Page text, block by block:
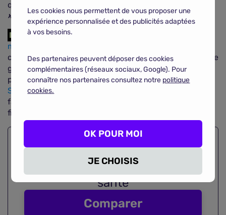
que le médecin ajoute la mention
»
au médicament de marque prescrit.
En résuméLe taux de
médicaments
catégorie à laquelle ils appartiennent. Si vous refusez le
générique que vous propose votre pharmacien et
préférez un médicament de marque (Doliprane,
Spasfon, Toplexil, Advil, etc.), alors vous ne pourrez
faire usage du tiers payant et devrez renvoyer une
fiche de soins papier pour obtenir le remboursement.
Économisez en comparant
de 3200 contratsde mutuelles
santé
Comparer
Les cookies nous permettent de vous proposer une
expérience personnalisée et des publicités adaptées
à vos besoins.
Des partenaires peuvent déposer des cookies
complémentaires (réseaux sociaux, Google). Pour
connaître nos partenaires consultez notre politique
cookies.
JE CHOISIS
OK POUR MOI